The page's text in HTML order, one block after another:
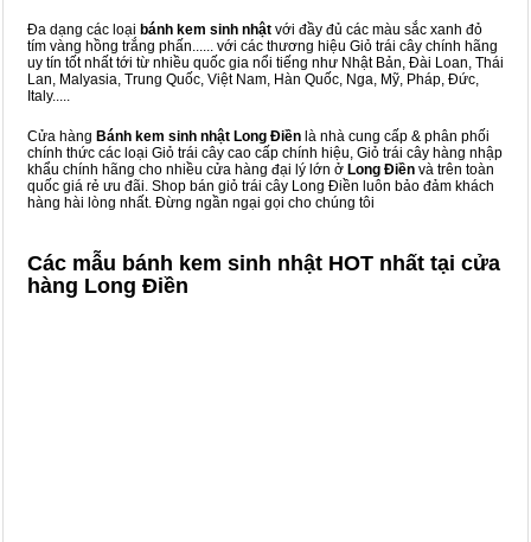
Đa dạng các loại bánh kem sinh nhật với đầy đủ các màu sắc xanh đỏ
tím vàng hồng trắng phấn...... với các thương hiệu Giỏ trái cây chính hãng
uy tín tốt nhất tới từ nhiều quốc gia nổi tiếng như Nhật Bản, Đài Loan, Thái
Lan, Malyasia, Trung Quốc, Việt Nam, Hàn Quốc, Nga, Mỹ, Pháp, Đức,
Italy.....
Cửa hàng Bánh kem sinh nhật Long Điền là nhà cung cấp & phân phối
chính thức các loại Giỏ trái cây cao cấp chính hiệu, Giỏ trái cây hàng nhập
khẩu chính hãng cho nhiều cửa hàng đại lý lớn ở Long Điền và trên toàn
quốc giá rẻ ưu đãi. Shop bán giỏ trái cây Long Điền luôn bảo đảm khách
hàng hài lòng nhất. Đừng ngần ngại gọi cho chúng tôi
Các mẫu bánh kem sinh nhật HOT nhất tại cửa
hàng Long Điền